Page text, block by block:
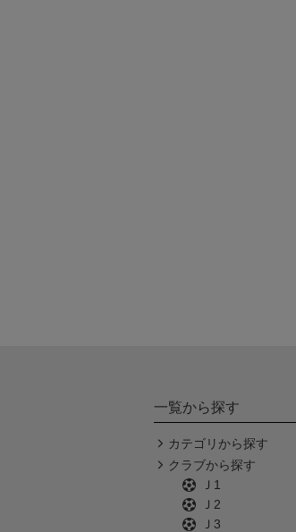
一覧から探す
カテゴリから探す
クラブから探す
Ｊ1
Ｊ2
Ｊ3